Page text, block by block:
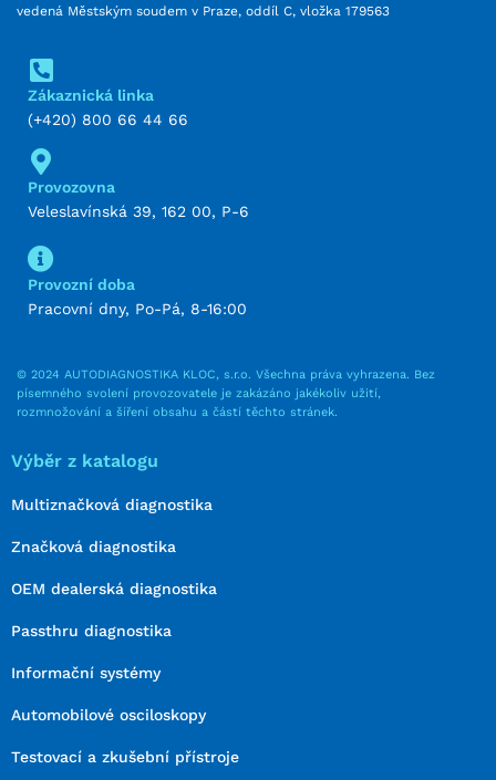
vedená Městským soudem v Praze, oddíl C, vložka 179563
Zákaznická linka
(+420) 800 66 44 66
Provozovna
Veleslavínská 39, 162 00, P-6
Provozní doba
Pracovní dny, Po-Pá, 8-16:00
© 2024 AUTODIAGNOSTIKA KLOC, s.r.o. Všechna práva vyhrazena. Bez
písemného svolení provozovatele je zakázáno jakékoliv užití,
rozmnožování a šíření obsahu a částí těchto stránek.
Výběr z katalogu
Multiznačková diagnostika
Značková diagnostika
OEM dealerská diagnostika
Passthru diagnostika
Informační systémy
Automobilové osciloskopy
Testovací a zkušební přístroje